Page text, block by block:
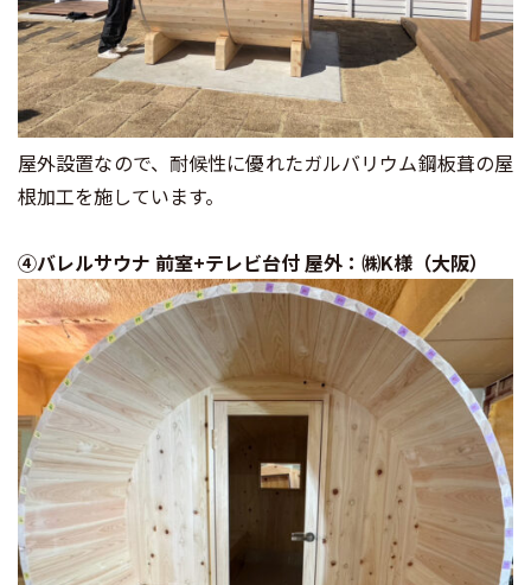
屋外設置なので、耐候性に優れたガルバリウム鋼板葺の屋
根加工を施しています。
④バレルサウナ 前室+テレビ台付 屋外：㈱K様（大阪）